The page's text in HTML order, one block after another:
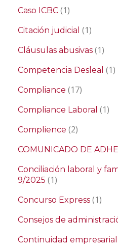
Caso ICBC (1)
Citación judicial (1)
Cláusulas abusivas (1)
Competencia Desleal (1)
Compliance (17)
Compliance Laboral (1)
Complience (2)
COMUNICADO DE
Conciliación laboral y
9/2025 (1)
Concurso Express (1)
Consejos de
Continuidad empresarial